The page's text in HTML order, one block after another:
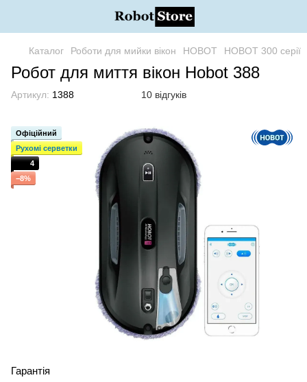
Каталог Роботи для мийки вікон HOBOT HOBOT 300 серії
Робот для миття вікон Hobot 388
Артикул: 1388 10 відгуків
Офіційний
Рухомі серветки
4
−8%
Гарантія